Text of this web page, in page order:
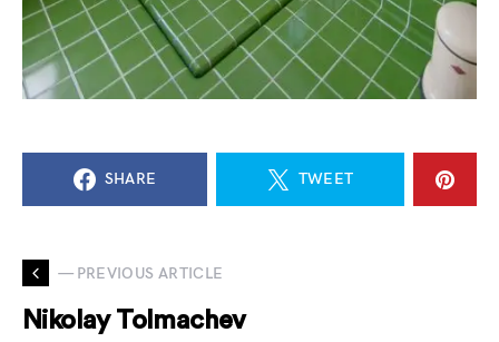
SHARE TWEET
— PREVIOUS ARTICLE
Nikolay Tolmachev